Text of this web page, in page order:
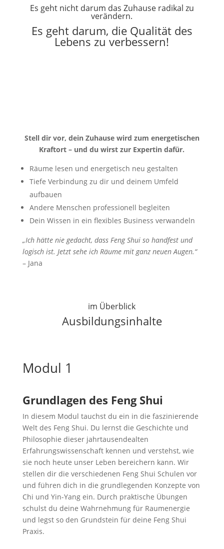
Es geht nicht darum das Zuhause radikal zu
verändern.
Es geht darum, die Qualität des
Lebens zu verbessern!
Stell dir vor, dein Zuhause wird zum energetischen
Kraftort – und du wirst zur Expertin dafür.
Räume lesen und energetisch neu gestalten
Tiefe Verbindung zu dir und deinem Umfeld
aufbauen
Andere Menschen professionell begleiten
Dein Wissen in ein flexibles Business verwandeln
„Ich hätte nie gedacht, dass Feng Shui so handfest und
logisch ist. Jetzt sehe ich Räume mit ganz neuen Augen.“
– Jana
im Überblick
Ausbildungsinhalte
Modul 1
Grundlagen des Feng Shui
In diesem Modul tauchst du ein in die faszinierende
Welt des Feng Shui. Du lernst die Geschichte und
Philosophie dieser jahrtausendealten
Erfahrungswissenschaft kennen und verstehst, wie
sie noch heute unser Leben bereichern kann. Wir
stellen dir die verschiedenen Feng Shui Schulen vor
und führen dich in die grundlegenden Konzepte von
Chi und Yin-Yang ein. Durch praktische Übungen
schulst du deine Wahrnehmung für Raumenergie
und legst so den Grundstein für deine Feng Shui
Praxis.